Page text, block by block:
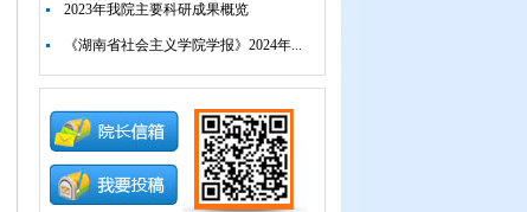
2023年我院主要科研成果概览
《湖南省社会主义学院学报》2024年...